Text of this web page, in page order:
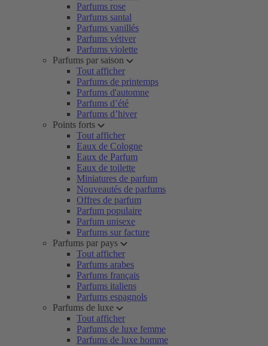
Parfums rose
Parfums santal
Parfums vanillés
Parfums vétiver
Parfums violette
Parfums par saison
Tout afficher
Parfums de printemps
Parfums d'automne
Parfums d’été
Parfums d’hiver
Points forts
Tout afficher
Eaux de Cologne
Eaux de Parfum
Eaux de toilette
Miniatures de parfum
Nouveautés de parfums
Offres de parfum
Parfum populaire
Parfum unisexe
Parfums sur facture
Parfums par pays
Tout afficher
Parfums arabes
Parfums français
Parfums italiens
Parfums espagnols
Parfums de luxe
Tout afficher
Parfums de luxe femme
Parfums de luxe homme